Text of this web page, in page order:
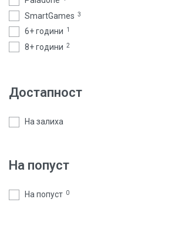
SmartGames 3
6+ години 1
8+ години 2
Достапност
На залиха
На попуст
На попуст 0